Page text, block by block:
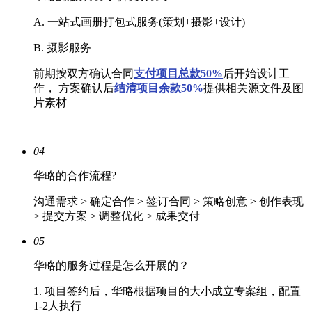
A. 一站式画册打包式服务(策划+摄影+设计)
B. 摄影服务
前期按双方确认合同支付项目总款50%后开始设计工
作， 方案确认后结清项目余款50%提供相关源文件及图
片素材
04
华略的合作流程?
沟通需求 > 确定合作 > 签订合同 > 策略创意 > 创作表现
> 提交方案 > 调整优化 > 成果交付
05
华略的服务过程是怎么开展的？
1. 项目签约后，华略根据项目的大小成立专案组，配置
1-2人执行